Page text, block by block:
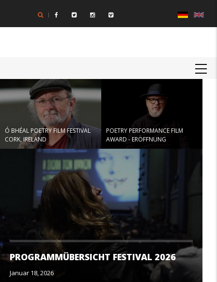
Inhalt
Ó BHÉAL POETRY FILM FESTIVAL
CORK, IRELAND
POETRY PERFORMANCE FILM
AWARD - ERÖFFNUNG
PROGRAMMÜBERSICHT FESTIVAL 2026
Januar 18, 2026